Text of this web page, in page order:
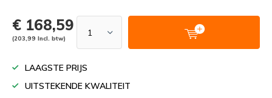
€ 168,59
(203,99 Incl. btw)
LAAGSTE PRIJS
UITSTEKENDE KWALITEIT